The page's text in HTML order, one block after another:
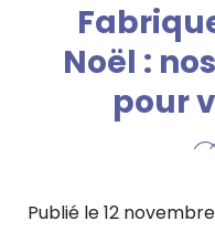
Noël :
pour
Publié le12